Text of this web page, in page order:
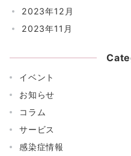
2023年12月
2023年11月
イベント
お知らせ
コラム
サービス
感染症情報